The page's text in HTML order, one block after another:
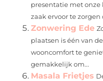
presentatie met onze
zaak ervoor te zorgen
Zonwering Ede
plaatsen is één van
wooncomfort te
gemakkelijk om...
Masala Frietjes